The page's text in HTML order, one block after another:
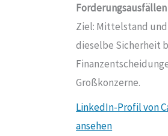
Forderungsausfällen
Ziel: Mittelstand
dieselbe Sicherheit
Großkonzerne.
LinkedIn-Profil von
ansehen